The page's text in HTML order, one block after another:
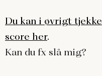
Du kan i øvrigt
score her.
Kan du fx slå mig?